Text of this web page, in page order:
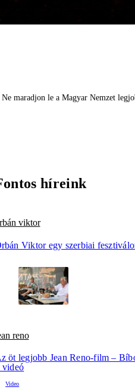
Ne maradjon le a Magyar Nemzet
híreink
viktor
Viktor egy szerbiai
reno
öt legjobb Jean Reno-film –
videó